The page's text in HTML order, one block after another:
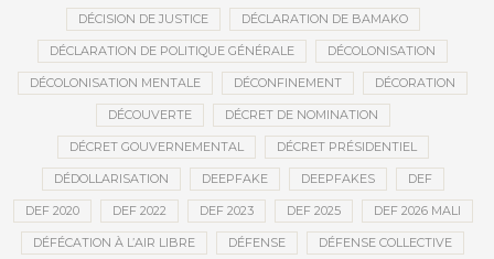
DÉCISION DE JUSTICE DÉCLARATION DE BAMAKO
DÉCLARATION DE POLITIQUE GÉNÉRALE DÉCOLONISATION
DÉCOLONISATION MENTALE DÉCONFINEMENT DÉCORATION
DÉCOUVERTE DÉCRET DE NOMINATION
DÉCRET GOUVERNEMENTAL DÉCRET PRÉSIDENTIEL
DÉDOLLARISATION DEEPFAKE DEEPFAKES DEF
DEF 2020 DEF 2022 DEF 2023 DEF 2025 DEF 2026 MALI
DÉFÉCATION À L’AIR LIBRE DÉFENSE DÉFENSE COLLECTIVE